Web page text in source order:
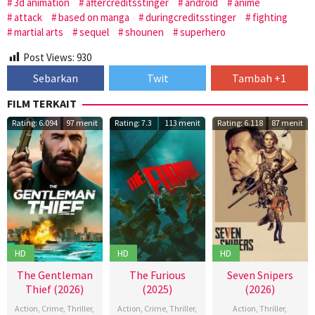
attack
based on manga duringcreditsstinger
fighting
martial arts
sequel shounen
superhero
Post Views: 930
Sebarkan Twit
Tambah +1
FILM TERKAIT
Rating: 6.094 97 menit
HD
The Gentleman
Thief (2026)
Action, Crime,Thriller,
Rating: 7.3 113 menit
HD
The Furious
(2025)
Action, Crime,Thriller,
Rating: 6.118 87 menit
HD
Seven Snipers
(2026)
Action,Thriller,